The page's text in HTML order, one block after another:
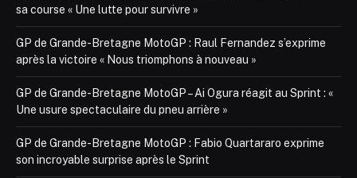
sa course « Une lutte pour survivre »
GP de Grande-Bretagne MotoGP : Raul Fernandez s’exprime
après la victoire « Nous triomphons à nouveau »
GP de Grande-Bretagne MotoGP – Ai Ogura réagit au Sprint : «
Une usure spectaculaire du pneu arrière »
GP de Grande-Bretagne MotoGP : Fabio Quartararo exprime
son incroyable surprise après le Sprint